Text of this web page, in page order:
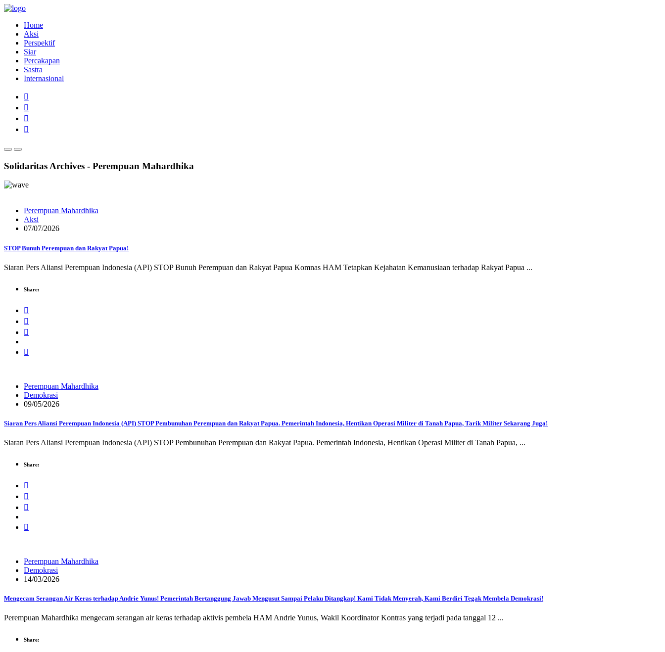
Home
Aksi
Perspektif
Siar
Percakapan
Sastra
Internasional
Solidaritas Archives - Perempuan Mahardhika
Perempuan Mahardhika
Aksi
07/07/2026
STOP Bunuh Perempuan dan Rakyat Papua!
Siaran Pers Aliansi Perempuan Indonesia (API) STOP Bunuh Perempuan dan Rakyat Papua Komnas HAM Tetapkan Kejahatan Kemanusiaan terhadap Rakyat Papua ...
Share:
Perempuan Mahardhika
Demokrasi
09/05/2026
Siaran Pers Aliansi Perempuan Indonesia (API) STOP Pembunuhan Perempuan dan Rakyat Papua. Pemerintah Indonesia, Hentikan Operasi Militer di Tanah Papua, Tarik Militer Sekarang Juga!
Siaran Pers Aliansi Perempuan Indonesia (API) STOP Pembunuhan Perempuan dan Rakyat Papua. Pemerintah Indonesia, Hentikan Operasi Militer di Tanah Papua, ...
Share:
Perempuan Mahardhika
Demokrasi
14/03/2026
Mengecam Serangan Air Keras terhadap Andrie Yunus! Pemerintah Bertanggung Jawab Mengusut Sampai Pelaku Ditangkap! Kami Tidak Menyerah, Kami Berdiri Tegak Membela Demokrasi!
Perempuan Mahardhika mengecam serangan air keras terhadap aktivis pembela HAM Andrie Yunus, Wakil Koordinator Kontras yang terjadi pada tanggal 12 ...
Share: